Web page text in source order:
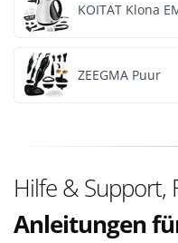
KOITAT Klona
ZEEGMA Puur
Hilfe & Support,
Anleitungen